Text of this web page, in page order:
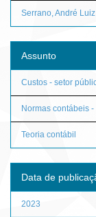
Serrano, André
Assunto
Custos - setor
Normas contábeis -
Teoria contábil
Data de
2023